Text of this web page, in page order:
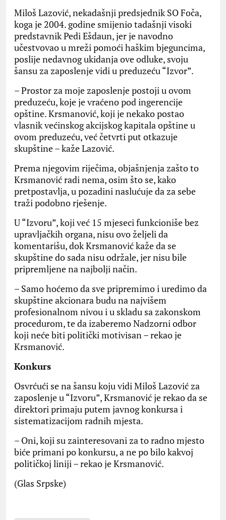
Miloš Lazović, nekadašnji predsjednik SO Foča,
koga je 2004. godine smijenio tadašnji visoki
predstavnik Pedi Ešdaun, jer je navodno
učestvovao u mreži pomoći haškim bjeguncima,
poslije nedavnog ukidanja ove odluke, svoju
šansu za zaposlenje vidi u preduzeću “Izvor”.
– Prostor za moje zaposlenje postoji u ovom
preduzeću, koje je vraćeno pod ingerencije
opštine. Krsmanović, koji je nekako postao
vlasnik većinskog akcijskog kapitala opštine u
ovom preduzeću, već četvrti put otkazuje
skupštine – kaže Lazović.
Prema njegovim riječima, objašnjenja zašto to
Krsmanović radi nema, osim što se, kako
pretpostavlja, u pozadini naslućuje da za sebe
traži podobno rješenje.
U “Izvoru”, koji već 15 mjeseci funkcioniše bez
upravljačkih organa, nisu ovo željeli da
komentarišu, dok Krsmanović kaže da se
skupštine do sada nisu održale, jer nisu bile
pripremljene na najbolji način.
– Samo hoćemo da sve pripremimo i uredimo da
skupštine akcionara budu na najvišem
profesionalnom nivou i u skladu sa zakonskom
procedurom, te da izaberemo Nadzorni odbor
koji neće biti politički motivisan – rekao je
Krsmanović.
Konkurs
Osvrćući se na šansu koju vidi Miloš Lazović za
zaposlenje u “Izvoru”, Krsmanović je rekao da se
direktori primaju putem javnog konkursa i
sistematizacijom radnih mjesta.
– Oni, koji su zainteresovani za to radno mjesto
biće primani po konkursu, a ne po bilo kakvoj
političkoj liniji – rekao je Krsmanović.
(Glas Srpske)